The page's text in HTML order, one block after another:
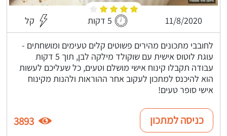
11/8/2020 5 דקות קל
לחובבי מתכונים מהירים פשוטים קלים טעימים ומושחתים -
עוגת לוטוס אישית עם שוקולד מילקה לבן, תוך 5 דקות
עבודה תקבלו קינוח אישי מושלם וטעים, כל שעליכם לעשות
הוא להיכנס למתכון לעקוב אחר ההוראות ולהנות מקינוח
אישי סופר טעים!
כניסה למתכון 3893